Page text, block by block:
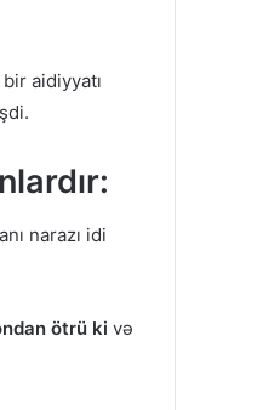
aidiyyatı
narazı idi
ötrü ki və